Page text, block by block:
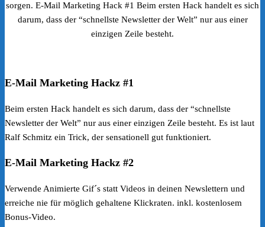
sorgen. E-Mail Marketing Hack #1 Beim ersten Hack handelt es sich
darum, dass der “schnellste Newsletter der Welt” nur aus einer
einzigen Zeile besteht.
E-Mail Marketing Hackz #1
Beim ersten Hack handelt es sich darum, dass der “schnellste
Newsletter der Welt” nur aus einer einzigen Zeile besteht. Es ist laut
Ralf Schmitz ein Trick, der sensationell gut funktioniert.
E-Mail Marketing Hackz #2
Verwende Animierte Gif´s statt Videos in deinen Newslettern und
erreiche nie für möglich gehaltene Klickraten. inkl. kostenlosem
Bonus-Video.